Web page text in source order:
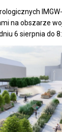
na obszarze
6 sierpnia do